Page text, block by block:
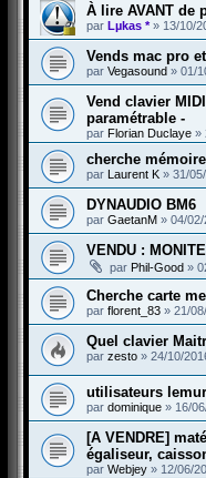
À lire AVANT de
par Lµkas *» 13/10/
Vends mac pro
par Vegasound » 01/
Vend clavier
paramétrable -
par Florian Duclaye »
cherche
par Laurent K » 31/
DYNAUDIO BM6
par GaetanM » 04/
VENDU :
par Phil-Good »
Cherche carte
par florent_83 » 21/
Quel clavier
par zesto » 24/10/
utilisateurs
par dominique » 16/
[A VENDRE]
égaliseur,
par Webjey » 12/06/